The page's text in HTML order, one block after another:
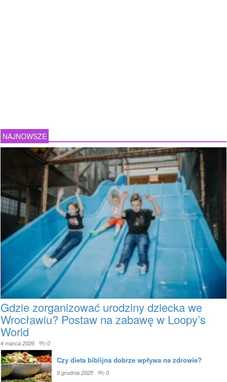
NAJNOWSZE
Gdzie zorganizować urodziny dziecka we
Wrocławiu? Postaw na zabawę w Loopy’s
World
4 marca 2026 0
Czy dieta biblijna dobrze wpływa na zdrowie?
9 grudnia 2025 0